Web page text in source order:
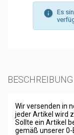
Es
BESCHREIBUNG
Wir versenden in
jeder Artikel wird
Sollte ein Artikel
gemäß unserer 0-